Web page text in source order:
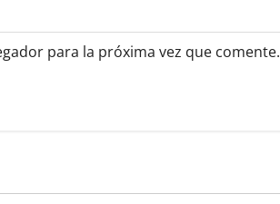
para la próxima vez que comente.